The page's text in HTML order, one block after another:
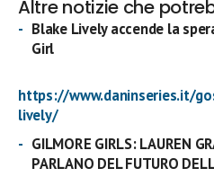
Altre notizie che
Blake Lively accende la
Girl
https://www.daninseries.it/
lively/
GILMORE GIRLS: LAUREN
PARLANO DEL FUTURO